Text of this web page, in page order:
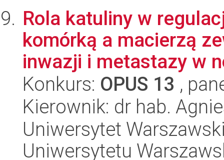
Rola katuliny w
komórką a macierzą
inwazji i metastazy w
Konkurs: OPUS 13 ,
Kierownik: dr hab.
Uniwersytet
Uniwersytetu